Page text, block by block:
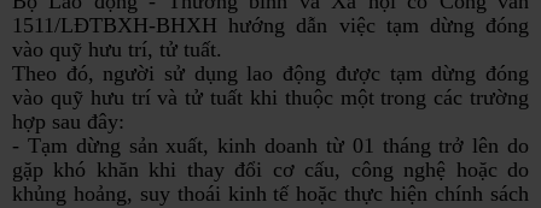
1511/LĐTBXH-BHXH hướng dẫn việc tạm dừng đóng
vào quỹ hưu trí, tử tuất.
Theo đó, người sử dụng lao động được tạm dừng đóng
vào quỹ hưu trí và tử tuất khi thuộc một trong các trường
hợp sau đây:
- Tạm dừng sản xuất, kinh doanh từ 01 tháng trở lên do
gặp khó khăn khi thay đổi cơ cấu, công nghệ hoặc do
khủng hoảng, suy thoái kinh tế hoặc thực hiện chính sách